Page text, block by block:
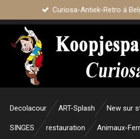
Curiosa-Antiek-Retro á
Decolacour ART-Splash New sur
SINGES restauration Animaux-